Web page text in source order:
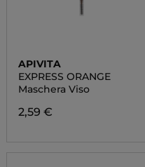
APIVITA
EXPRESS ORANGE
Maschera Viso
2,59 €